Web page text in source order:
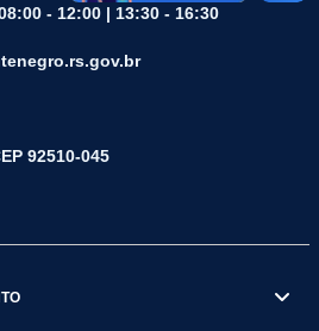
- 12:00 | 13:30 - 16:30
92510-045